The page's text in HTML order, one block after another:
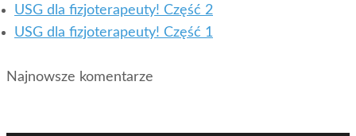
USG dla fizjoterapeuty! Część 2
USG dla fizjoterapeuty! Część 1
Najnowsze komentarze